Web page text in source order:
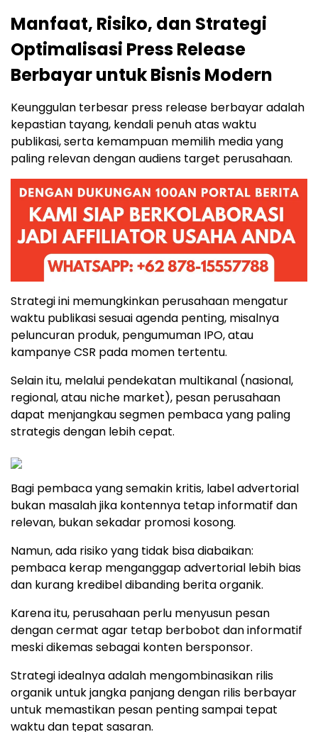
Manfaat, Risiko, dan Strategi
Optimalisasi Press Release
Berbayar untuk Bisnis Modern
Keunggulan terbesar press release berbayar adalah
kepastian tayang, kendali penuh atas waktu
publikasi, serta kemampuan memilih media yang
paling relevan dengan audiens target perusahaan.
Strategi ini memungkinkan perusahaan mengatur
waktu publikasi sesuai agenda penting, misalnya
peluncuran produk, pengumuman IPO, atau
kampanye CSR pada momen tertentu.
Selain itu, melalui pendekatan multikanal (nasional,
regional, atau niche market), pesan perusahaan
dapat menjangkau segmen pembaca yang paling
strategis dengan lebih cepat.
Bagi pembaca yang semakin kritis, label advertorial
bukan masalah jika kontennya tetap informatif dan
relevan, bukan sekadar promosi kosong.
Namun, ada risiko yang tidak bisa diabaikan:
pembaca kerap menganggap advertorial lebih bias
dan kurang kredibel dibanding berita organik.
Karena itu, perusahaan perlu menyusun pesan
dengan cermat agar tetap berbobot dan informatif
meski dikemas sebagai konten bersponsor.
Strategi idealnya adalah mengombinasikan rilis
organik untuk jangka panjang dengan rilis berbayar
untuk memastikan pesan penting sampai tepat
waktu dan tepat sasaran.